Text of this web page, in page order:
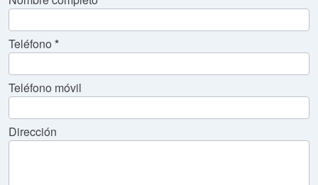
Teléfono
Teléfono móvil
Dirección